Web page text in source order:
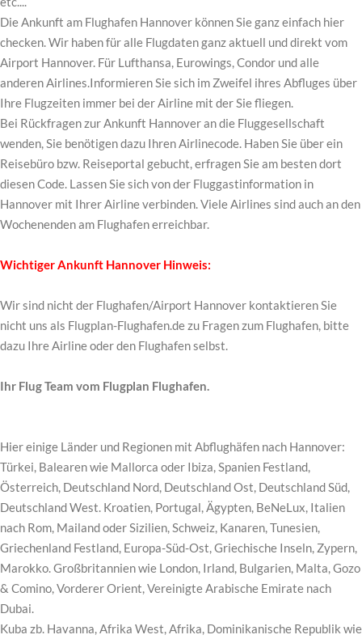
Die Ankunft am Flughafen Hannover können Sie ganz einfach hier
checken. Wir haben für alle Flugdaten ganz aktuell und direkt vom
Airport Hannover. Für Lufthansa, Eurowings, Condor und alle
anderen Airlines.Informieren Sie sich im Zweifel ihres Abfluges über
Ihre Flugzeiten immer bei der Airline mit der Sie fliegen.
Bei Rückfragen zur Ankunft Hannover an die Fluggesellschaft
wenden, Sie benötigen dazu Ihren Airlinecode. Haben Sie über ein
Reisebüro bzw. Reiseportal gebucht, erfragen Sie am besten dort
diesen Code. Lassen Sie sich von der Fluggastinformation in
Hannover mit Ihrer Airline verbinden. Viele Airlines sind auch an den
Wochenenden am Flughafen erreichbar.
Wichtiger Ankunft Hannover Hinweis:
Wir sind nicht der Flughafen/Airport Hannover kontaktieren Sie
nicht uns als Flugplan-Flughafen.de zu Fragen zum Flughafen, bitte
dazu Ihre Airline oder den Flughafen selbst.
Ihr Flug Team vom Flugplan Flughafen.
Hier einige Länder und Regionen mit Abflughäfen nach Hannover:
Türkei, Balearen wie Mallorca oder Ibiza, Spanien Festland,
Österreich, Deutschland Nord, Deutschland Ost, Deutschland Süd,
Deutschland West. Kroatien, Portugal, Ägypten, BeNeLux, Italien
nach Rom, Mailand oder Sizilien, Schweiz, Kanaren, Tunesien,
Griechenland Festland, Europa-Süd-Ost, Griechische Inseln, Zypern,
Marokko. Großbritannien wie London, Irland, Bulgarien, Malta, Gozo
& Comino, Vorderer Orient, Vereinigte Arabische Emirate nach
Dubai.
Kuba zb. Havanna, Afrika West, Afrika, Dominikanische Republik wie